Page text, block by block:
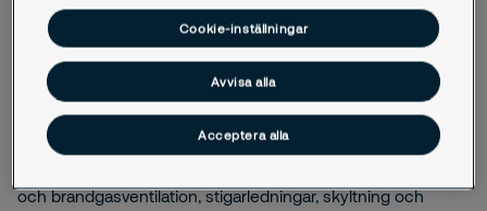
Securitas hjälper fastighetsägare och verksamheter att
genomföra service och underhåll av brandskyddsutrustning
enligt gällande krav och rekomendationer. Vi säkerställer att
funktion, dokumentation, att krav uppfylls och att eventuella
brister upptäcks i tid. Kontroller kan bland annat omfatta
och brandgasventilation, stigarledningar, skyltning och
Cookie-inställningar
Avvisa alla
Acceptera alla